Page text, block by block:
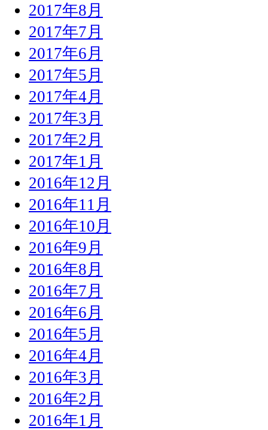
2017年8月
2017年7月
2017年6月
2017年5月
2017年4月
2017年3月
2017年2月
2017年1月
2016年12月
2016年11月
2016年10月
2016年9月
2016年8月
2016年7月
2016年6月
2016年5月
2016年4月
2016年3月
2016年2月
2016年1月